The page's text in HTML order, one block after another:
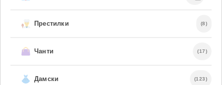
Престилки (8)
Чанти (17)
Дамски (123)